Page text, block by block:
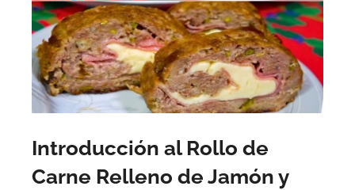
Introducción al Rollo de
Carne Relleno de Jamón y